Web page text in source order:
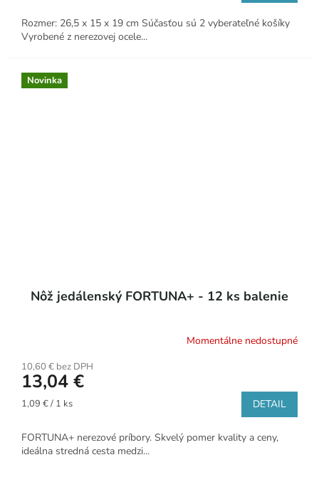
Rozmer: 26,5 x 15 x 19 cm Súčasťou sú 2 vyberateľné košíky
Vyrobené z nerezovej ocele...
Novinka
Nôž jedálenský FORTUNA+ - 12 ks balenie
Momentálne nedostupné
10,60 € bez DPH
13,04 €
Jednotková
1,09 € / 1 ks DETAIL
FORTUNA+ nerezové príbory. Skvelý pomer kvality a ceny,
ideálna stredná cesta medzi...